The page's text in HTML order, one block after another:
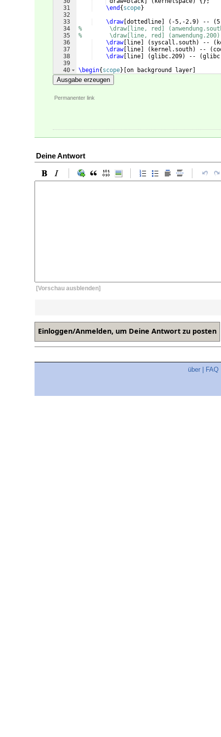
31
32
33
34
35
36
37
38
39
40
41
\end { scope}
\draw[ dottedline ( -5,-2.9) -- (
%        \draw[line, red]
%        \draw[line, red]
\draw[ line ( syscall.south) -- (
\draw[ line ( kernel.south) -- (
\draw[ line (glibc.209) -- (
\begin{ scope} on background layer
\draw[line, red
Ausgabe erzeugen
Permanenter link
Deine Antwort
[Vorschau ausblenden]
über FAQ